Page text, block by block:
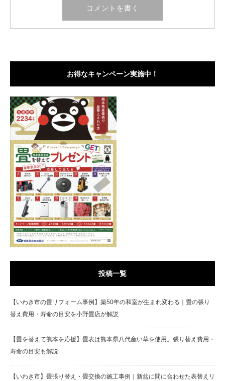
お得なキャンペーン実施中！
投稿一覧
【いわき市の畳リフォーム事例】築50年の和室が生まれ変わる｜畳の張り
替え費用・寿命の目安を小野畳店が解説
【畳を替えて熊本を応援】畳表は熊本県八代産い草を使用。張り替え費用・
寿命の目安も解説
【いわき市】畳張り替え・畳交換の施工事例｜新盆に間に合わせた表替えリ